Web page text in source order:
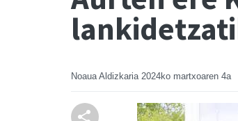
Noaua Aldizkaria 2024ko martxoaren 4a